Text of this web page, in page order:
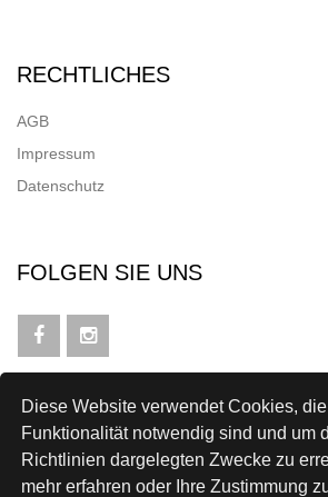
Diese Website verwendet Cookies,
Funktionalität notwendig sind und um
Richtlinien dargelegten Zwecke zu
mehr erfahren oder Ihre Zustimmung
RECHTLICHES
AGB
Impressum
Datenschutz
FOLGEN SIE UNS
NEWSLETTER
Anmelden